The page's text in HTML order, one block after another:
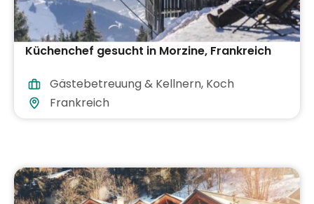
Küchenchef gesucht in Morzine, Frankreich
Gästebetreuung & Kellnern, Koch
Frankreich